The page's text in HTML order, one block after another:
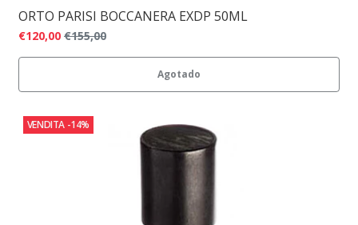
ORTO PARISI BOCCANERA EXDP 50ML
€120,00 €155,00
Agotado
VENDITA -14%